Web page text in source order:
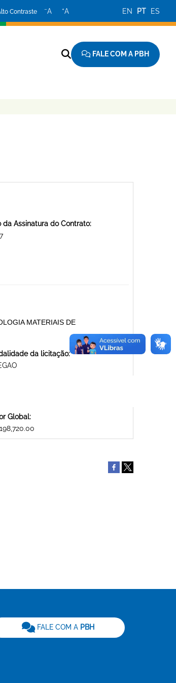
Contraste −A +A EN PT ES
FALE COM A PBH
da Assinatura do Contrato:
MATERIAIS DE
da licitação:
Global:
FALE COM A PBH